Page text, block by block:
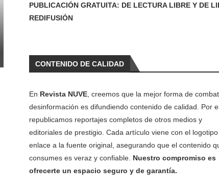
PUBLICACIÓN GRATUITA: DE LECTURA LIBRE Y DE
REDIFUSIÓN
CONTENIDO DE CALIDAD
En Revista NUVE, creemos que la mejor forma de
desinformación es difundiendo contenido de calidad. Por
republicamos reportajes completos de otros medios y
editoriales de prestigio. Cada artículo viene con el
enlace a la fuente original, asegurando que el contenido
consumes es veraz y confiable. Nuestro compromiso es
ofrecerte un espacio seguro y de garantía.